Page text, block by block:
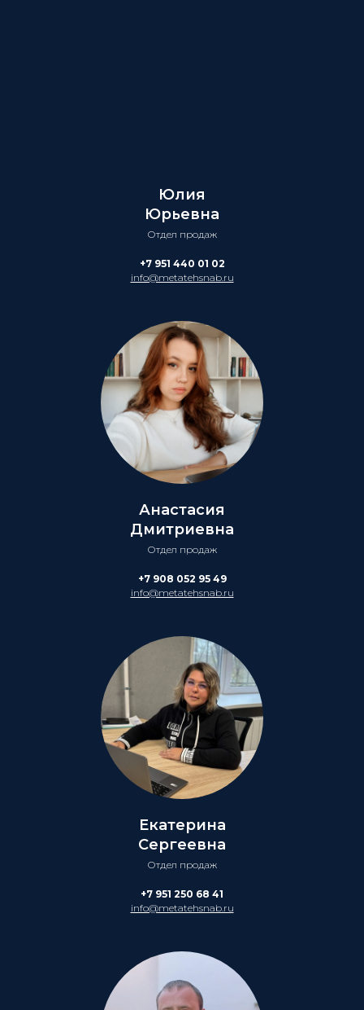
Юлия
Юрьевна
Отдел продаж
+7 951 440 01 02
info@metatehsnab.ru
Анастасия
Дмитриевна
Отдел продаж
+7 908 052 95 49
info@metatehsnab.ru
Екатерина
Сергеевна
Отдел продаж
+7 951 250 68 41
info@metatehsnab.ru